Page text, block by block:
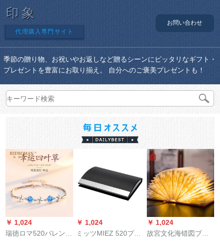
印象
代理購入専門サイト
お問い合わせ
季節の贈り物、お祝いやお返しなど贈るシーンにピッタリなギフト・
プレゼントを豊富にお取り揃え。 自分へのご褒美プレゼントも！
￥ 1,024
瑞徳ロマ520バレンテ
￥ 1,024
ミッツMIEZ 520プロ
￥ 1,024
故宮文化海错図ブッ